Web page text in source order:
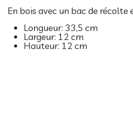
En bois avec un bac de récolte
Longueur: 33,5 cm
Largeur: 12 cm
Hauteur: 12 cm